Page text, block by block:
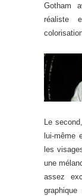
Gotham
réaliste
Le
lui-même
les
une
assez